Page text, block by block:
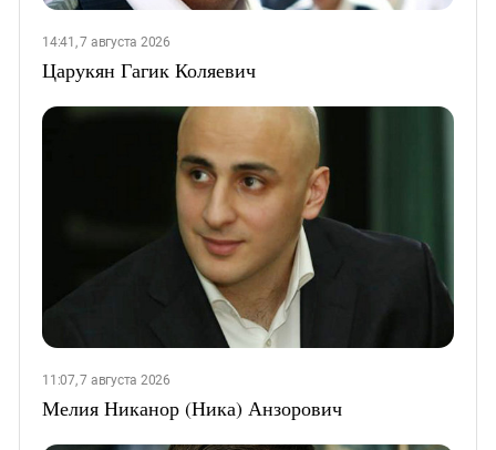
14:41, 7 августа 2026
Царукян Гагик Коляевич
11:07, 7 августа 2026
Мелия Никанор (Ника) Анзорович